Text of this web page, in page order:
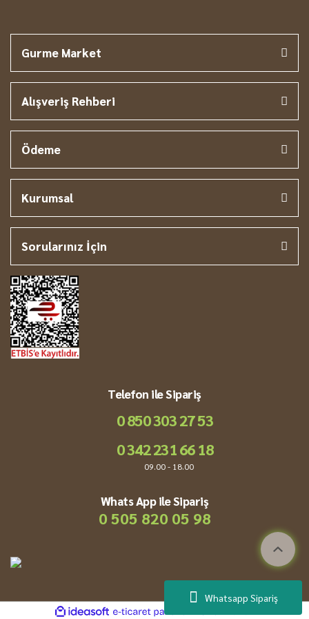
Whatsapp Sipariş
Gurme Market
Alışveriş Rehberi
Ödeme
Kurumsal
Sorularınız İçin
Telefon ile Sipariş
0 850 303 27 53
0 342 231 66 18
09.00 - 18.00
Whats App ile Sipariş
0 505 820 05 98
ideasoft